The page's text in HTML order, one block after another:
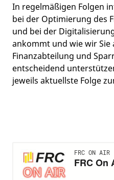
In regelmäßigen Folgen
bei der Optimierung des
und bei der
ankommt und wie wir Sie
Finanzabteilung und
entscheidend
jeweils aktuellste Folge